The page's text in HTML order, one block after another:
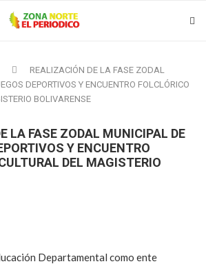
REALIZACIÓN DE LA FASE ZODAL
DEPORTIVOS Y ENCUENTRO FOLCLÓRICO
BOLIVARENSE
LA FASE ZODAL MUNICIPAL DE
Y ENCUENTRO
DEL MAGISTERIO
Departamental como ente